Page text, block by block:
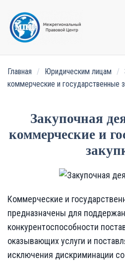
Перейти к содержимому
Главная Юридическим лицам
коммерческие и государственные
Закупочная
коммерческие и
Коммерческие и
предназначены для
конкурентоспособности
оказывающих услуги и
исключения дискриминации